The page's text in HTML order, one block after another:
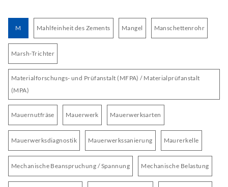
M Mahlfeinheit des Zements Mangel Manschettenrohr
Marsh-Trichter
Materialforschungs- und Prüfanstalt (MFPA) / Materialprüfanstalt
(MPA)
Mauernutfräse Mauerwerk Mauerwerksarten
Mauerwerksdiagnostik Mauerwerkssanierung Maurerkelle
Mechanische Beanspruchung / Spannung Mechanische Belastung